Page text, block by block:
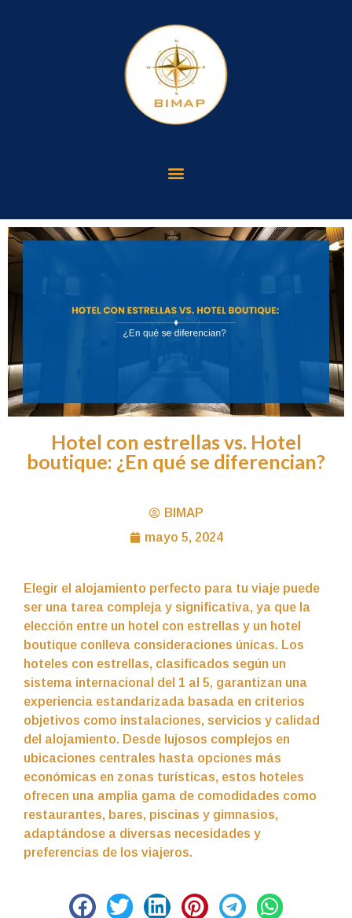
Hotel con estrellas vs. Hotel
boutique: ¿En qué se diferencian?
BIMAP
mayo 5, 2024
Elegir el alojamiento perfecto para tu viaje puede
ser una tarea compleja y significativa, ya que la
elección entre un hotel con estrellas y un hotel
boutique conlleva consideraciones únicas. Los
hoteles con estrellas, clasificados según un
sistema internacional del 1 al 5, garantizan una
experiencia estandarizada basada en criterios
objetivos como instalaciones, servicios y calidad
del alojamiento. Desde lujosos complejos en
ubicaciones centrales hasta opciones más
económicas en zonas turísticas, estos hoteles
ofrecen una amplia gama de comodidades como
restaurantes, bares, piscinas y gimnasios,
adaptándose a diversas necesidades y
preferencias de los viajeros.